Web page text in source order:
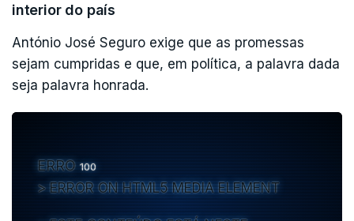
interior do país
António José Seguro exige que as promessas
sejam cumpridas e que, em política, a palavra dada
seja palavra honrada.
ERRO100
ERROR ON HTML5 MEDIA ELEMENT